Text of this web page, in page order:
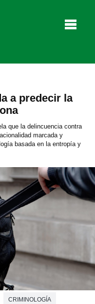
Vídeos
a predecir la
que la delincuencia contra
marcada y
basada en la entropía y
CRIMINOLOGÍA